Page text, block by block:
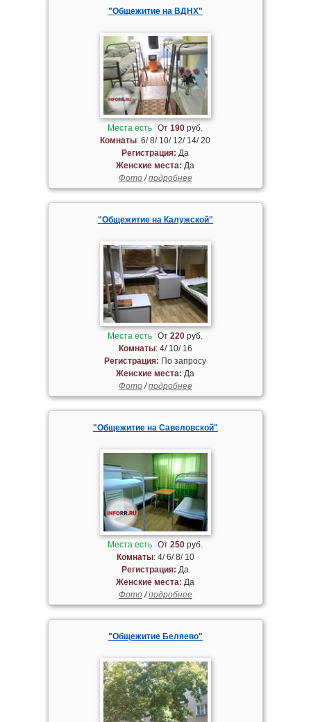
"Общежитие на ВДНХ"
Места есть От190 руб.
Комнаты: 6/ 8/ 10/ 12/ 14/ 20
Регистрация: Да
Женские места: Да
Фото/подробнее
"Общежитие на Калужской"
Места есть От220 руб.
Комнаты: 4/ 10/ 16
Регистрация: По запросу
Женские места: Да
Фото/подробнее
"Общежитие на Савеловской"
Места есть От250 руб.
Комнаты: 4/ 6/ 8/ 10
Регистрация: Да
Женские места: Да
Фото/подробнее
"Общежитие Беляево"